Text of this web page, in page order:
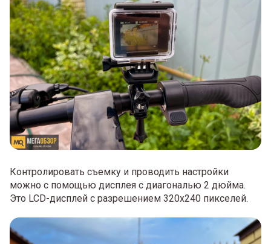
Контролировать съемку и проводить настройки
можно с помощью дисплея с диагональю 2 дюйма.
Это LCD-дисплей с разрешением 320х240 пикселей.